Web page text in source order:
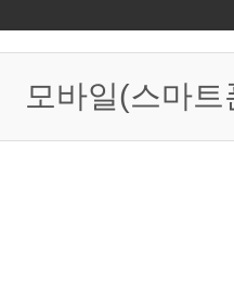
모바일(스마